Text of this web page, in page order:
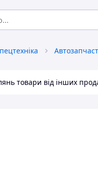
товари від інших